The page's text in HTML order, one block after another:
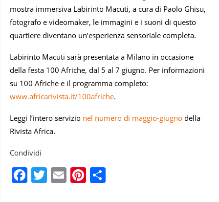
mostra immersiva Labirinto Macuti, a cura di Paolo Ghisu,
fotografo e videomaker, le immagini e i suoni di questo
quartiere diventano un’esperienza sensoriale completa.
Labirinto Macuti sarà presentata a Milano in occasione
della festa 100 Afriche, dal 5 al 7 giugno. Per informazioni
su 100 Afriche e il programma completo:
www.africarivista.it/100afriche.
Leggi l’intero servizio nel numero di maggio-giugno della
Rivista Africa.
Condividi
Facebook
Twitter
EmailPinterest